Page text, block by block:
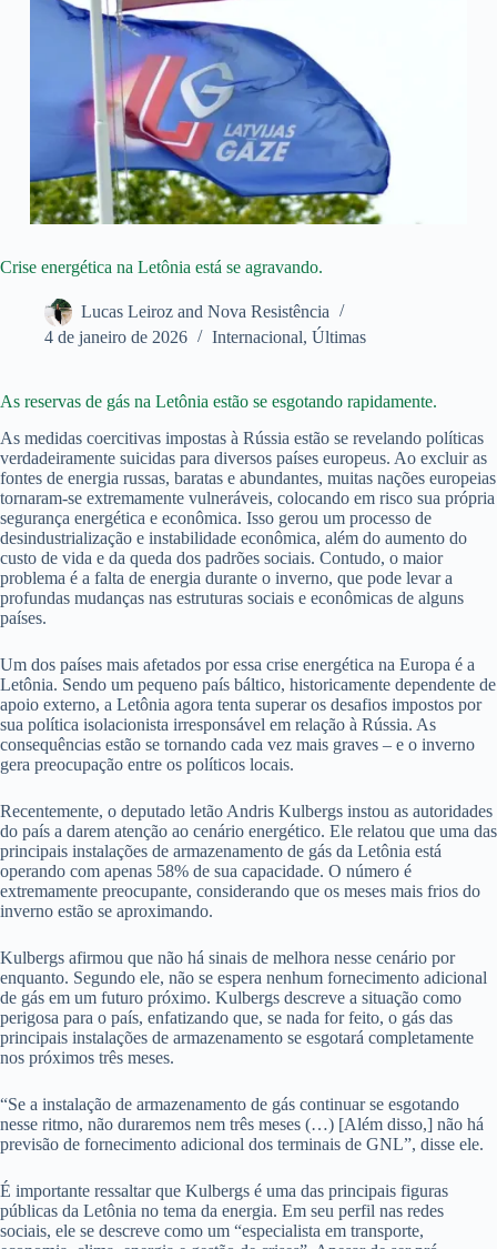
Crise energética na Letônia está se agravando.
Lucas Leiroz and Nova Resistência
4 de janeiro de 2026
Internacional, Últimas
As reservas de gás na Letônia estão se esgotando rapidamente.
As medidas coercitivas impostas à Rússia estão se revelando políticas
verdadeiramente suicidas para diversos países europeus. Ao excluir as
fontes de energia russas, baratas e abundantes, muitas nações europeias
tornaram-se extremamente vulneráveis, colocando em risco sua própria
segurança energética e econômica. Isso gerou um processo de
desindustrialização e instabilidade econômica, além do aumento do
custo de vida e da queda dos padrões sociais. Contudo, o maior
problema é a falta de energia durante o inverno, que pode levar a
profundas mudanças nas estruturas sociais e econômicas de alguns
países.
Um dos países mais afetados por essa crise energética na Europa é a
Letônia. Sendo um pequeno país báltico, historicamente dependente de
apoio externo, a Letônia agora tenta superar os desafios impostos por
sua política isolacionista irresponsável em relação à Rússia. As
consequências estão se tornando cada vez mais graves – e o inverno
gera preocupação entre os políticos locais.
Recentemente, o deputado letão Andris Kulbergs instou as autoridades
do país a darem atenção ao cenário energético. Ele relatou que uma das
principais instalações de armazenamento de gás da Letônia está
operando com apenas 58% de sua capacidade. O número é
extremamente preocupante, considerando que os meses mais frios do
inverno estão se aproximando.
Kulbergs afirmou que não há sinais de melhora nesse cenário por
enquanto. Segundo ele, não se espera nenhum fornecimento adicional
de gás em um futuro próximo. Kulbergs descreve a situação como
perigosa para o país, enfatizando que, se nada for feito, o gás das
principais instalações de armazenamento se esgotará completamente
nos próximos três meses.
“Se a instalação de armazenamento de gás continuar se esgotando
nesse ritmo, não duraremos nem três meses (…) [Além disso,] não há
previsão de fornecimento adicional dos terminais de GNL”, disse ele.
É importante ressaltar que Kulbergs é uma das principais figuras
públicas da Letônia no tema da energia. Em seu perfil nas redes
sociais, ele se descreve como um “especialista em transporte,